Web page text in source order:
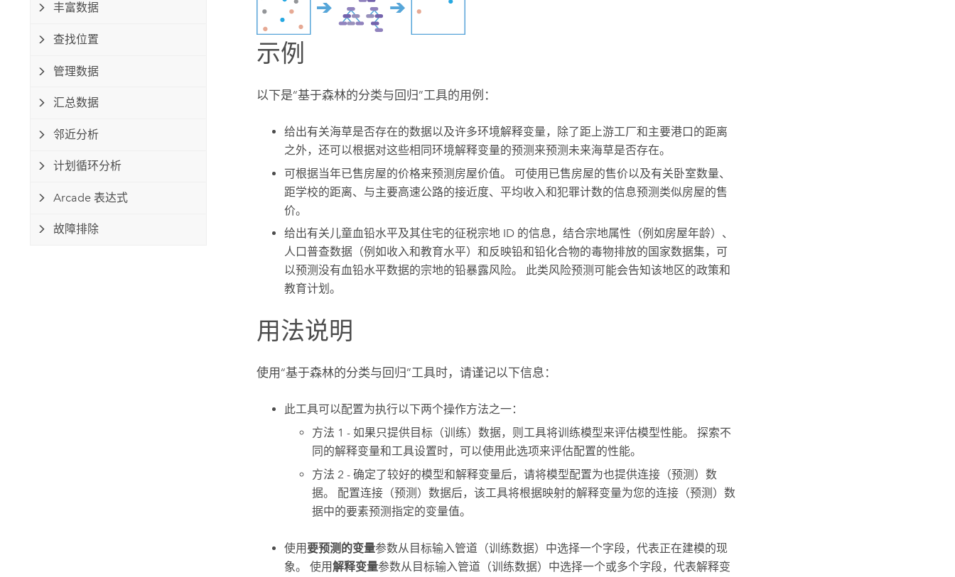
丰富数据
查找位置
管理数据
汇总数据
邻近分析
计划循环分析
Arcade 表达式
故障排除
示例
以下是“基于森林的分类与回归”工具的用例：
给出有关海草是否存在的数据以及许多环境解释变量，除了距上游工厂和主要港口的距离
之外，还可以根据对这些相同环境解释变量的预测来预测未来海草是否存在。
可根据当年已售房屋的价格来预测房屋价值。 可使用已售房屋的售价以及有关卧室数量、
距学校的距离、与主要高速公路的接近度、平均收入和犯罪计数的信息预测类似房屋的售
价。
给出有关儿童血铅水平及其住宅的征税宗地 ID 的信息，结合宗地属性（例如房屋年龄）、
人口普查数据（例如收入和教育水平）和反映铅和铅化合物的毒物排放的国家数据集，可
以预测没有血铅水平数据的宗地的铅暴露风险。 此类风险预测可能会告知该地区的政策和
教育计划。
用法说明
使用“基于森林的分类与回归”工具时，请谨记以下信息：
此工具可以配置为执行以下两个操作方法之一：
方法 1 - 如果只提供目标（训练）数据，则工具将训练模型来评估模型性能。 探索不
同的解释变量和工具设置时，可以使用此选项来评估配置的性能。
方法 2 - 确定了较好的模型和解释变量后，请将模型配置为也提供连接（预测）数
据。 配置连接（预测）数据后，该工具将根据映射的解释变量为您的连接（预测）数
据中的要素预测指定的变量值。
使用要预测的变量参数从目标输入管道（训练数据）中选择一个字段，代表正在建模的现
象。 使用解释变量参数从目标输入管道（训练数据）中选择一个或多个字段，代表解释变